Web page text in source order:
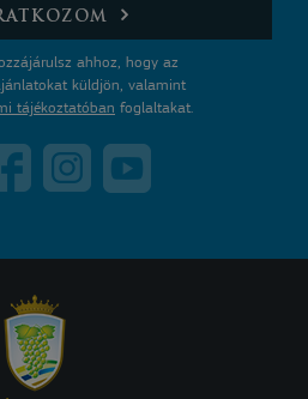
ahhoz, hogy az
küldjön, valamint
tájékoztatóban foglaltakat.